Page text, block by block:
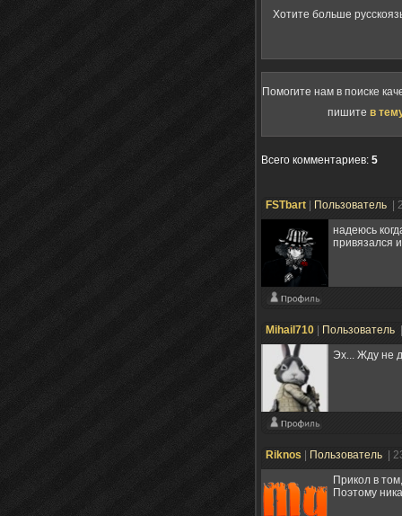
Хотите больше
Помогите нам в поиске
пишите в
Всего комментариев: 5
FSTbart Пользователь
|
надеюсь
привязался
Mihail710 Пользователь
Эх... Жду не
Riknos Пользователь
|
Прикол в
Поэтому